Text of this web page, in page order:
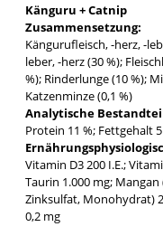
Känguru + Catnip
Zusammensetzung:
Kängurufleisch, -herz, -
leber, -herz (30 %);
%); Rinderlunge (10 %);
Katzenminze (0,1 %)
Analytische
Protein 11 %; Fettgehalt
Vitamin D3 200 I.E.;
Taurin 1.000 mg;
Zinksulfat, Monohydrat)
0,2 mg